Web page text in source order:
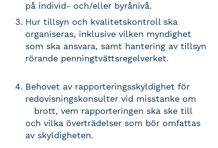
på individ- och/eller byrånivå.
Hur tillsyn och kvalitetskontroll ska
organiseras, inklusive vilken myndighet
som ska ansvara, samt hantering av tillsyn
rörande penningtvättsregelverket.
Behovet av rapporteringsskyldighet för
redovisningskonsulter vid misstanke om
brott, vem rapporteringen ska ske till
och vilka överträdelser som bör omfattas
av skyldigheten.